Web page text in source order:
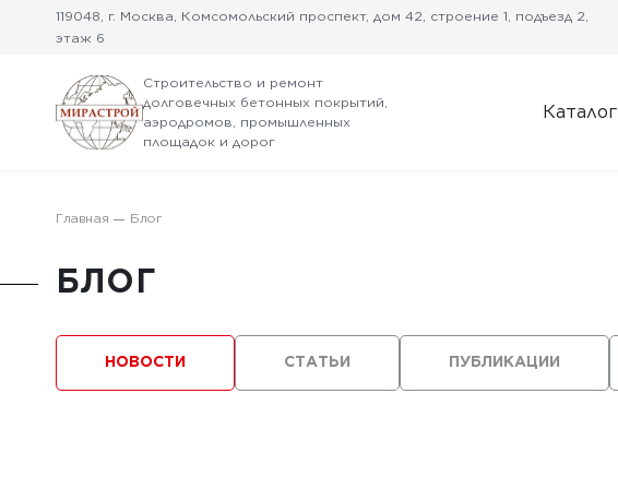
119048, г. Москва, Комсомольский проспект, дом 42, строение 1, подъезд 2,
этаж 6
Строительство и ремонт
долговечных бетонных покрытий,
аэродромов, промышленных
площадок и дорог
Каталог
Главная Блог
БЛОГ
ПУБЛИКАЦИИ
НОВОСТИ СТАТЬИ